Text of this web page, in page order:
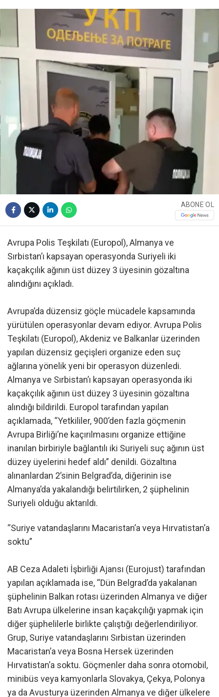
ABONE OL
Avrupa Polis Teşkilatı (Europol), Almanya ve
Sırbistan’ı kapsayan operasyonda Suriyeli iki
kaçakçılık ağının üst düzey 3 üyesinin gözaltına
alındığını açıkladı.
Avrupa’da düzensiz göçle mücadele kapsamında
yürütülen operasyonlar devam ediyor. Avrupa Polis
Teşkilatı (Europol), Akdeniz ve Balkanlar üzerinden
yapılan düzensiz geçişleri organize eden suç
ağlarına yönelik yeni bir operasyon düzenledi.
Almanya ve Sırbistan’ı kapsayan operasyonda iki
kaçakçılık ağının üst düzey 3 üyesinin gözaltına
alındığı bildirildi. Europol tarafından yapılan
açıklamada, “Yetkililer, 900’den fazla göçmenin
Avrupa Birliği’ne kaçırılmasını organize ettiğine
inanılan birbiriyle bağlantılı iki Suriyeli suç ağının üst
düzey üyelerini hedef aldı” denildi. Gözaltına
alınanlardan 2’sinin Belgrad’da, diğerinin ise
Almanya’da yakalandığı belirtilirken, 2 şüphelinin
Suriyeli olduğu aktarıldı.
“Suriye vatandaşlarını Macaristan’a veya Hırvatistan’a
soktu”
AB Ceza Adaleti İşbirliği Ajansı (Eurojust) tarafından
yapılan açıklamada ise, “Dün Belgrad’da yakalanan
şüphelinin Balkan rotası üzerinden Almanya ve diğer
Batı Avrupa ülkelerine insan kaçakçılığı yapmak için
diğer şüphelilerle birlikte çalıştığı değerlendiriliyor.
Grup, Suriye vatandaşlarını Sırbistan üzerinden
Macaristan’a veya Bosna Hersek üzerinden
Hırvatistan’a soktu. Göçmenler daha sonra otomobil,
minibüs veya kamyonlarla Slovakya, Çekya, Polonya
ya da Avusturya üzerinden Almanya ve diğer ülkelere